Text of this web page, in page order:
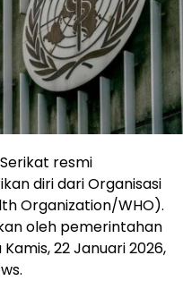
resmi
diri dari Organisasi
Organization/WHO).
oleh pemerintahan
22 Januari 2026,